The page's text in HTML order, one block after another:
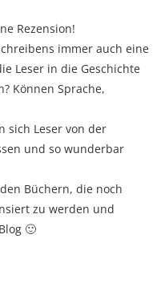
Rezension!
immer auch eine
Leser in die Geschichte
Können Sprache,
sich Leser von der
und so wunderbar
Büchern, die noch
zu werden und
🙂